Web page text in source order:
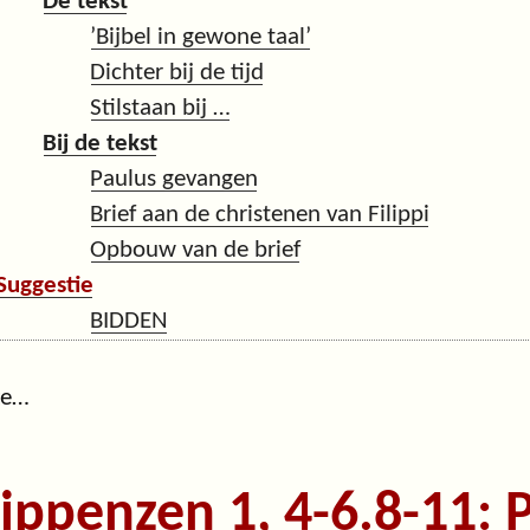
’Bijbel in gewone taal’
Dichter bij de tijd
Stilstaan bij …
Bij de tekst
Paulus gevangen
Brief aan de christenen van Filippi
Opbouw van de brief
BIDDEN
1, 4-6.8-11: